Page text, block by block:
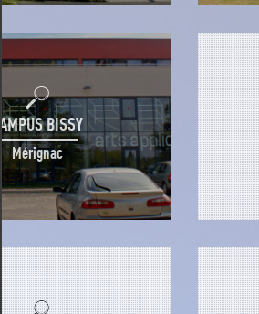
CAMPUS BISSY
Mérignac